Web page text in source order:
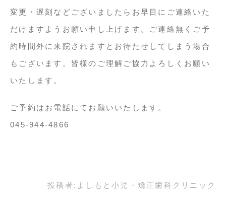
変更・遅刻などございましたらお早目にご連絡いた
だけますようお願い申し上げます。ご連絡無くご予
約時間外に来院されますとお待たせしてしまう場合
もございます。皆様のご理解ご協力よろしくお願い
いたします。
ご予約はお電話にてお願いいたします。
045-944-4866
投稿者: よしもと小児・矯正歯科クリニック